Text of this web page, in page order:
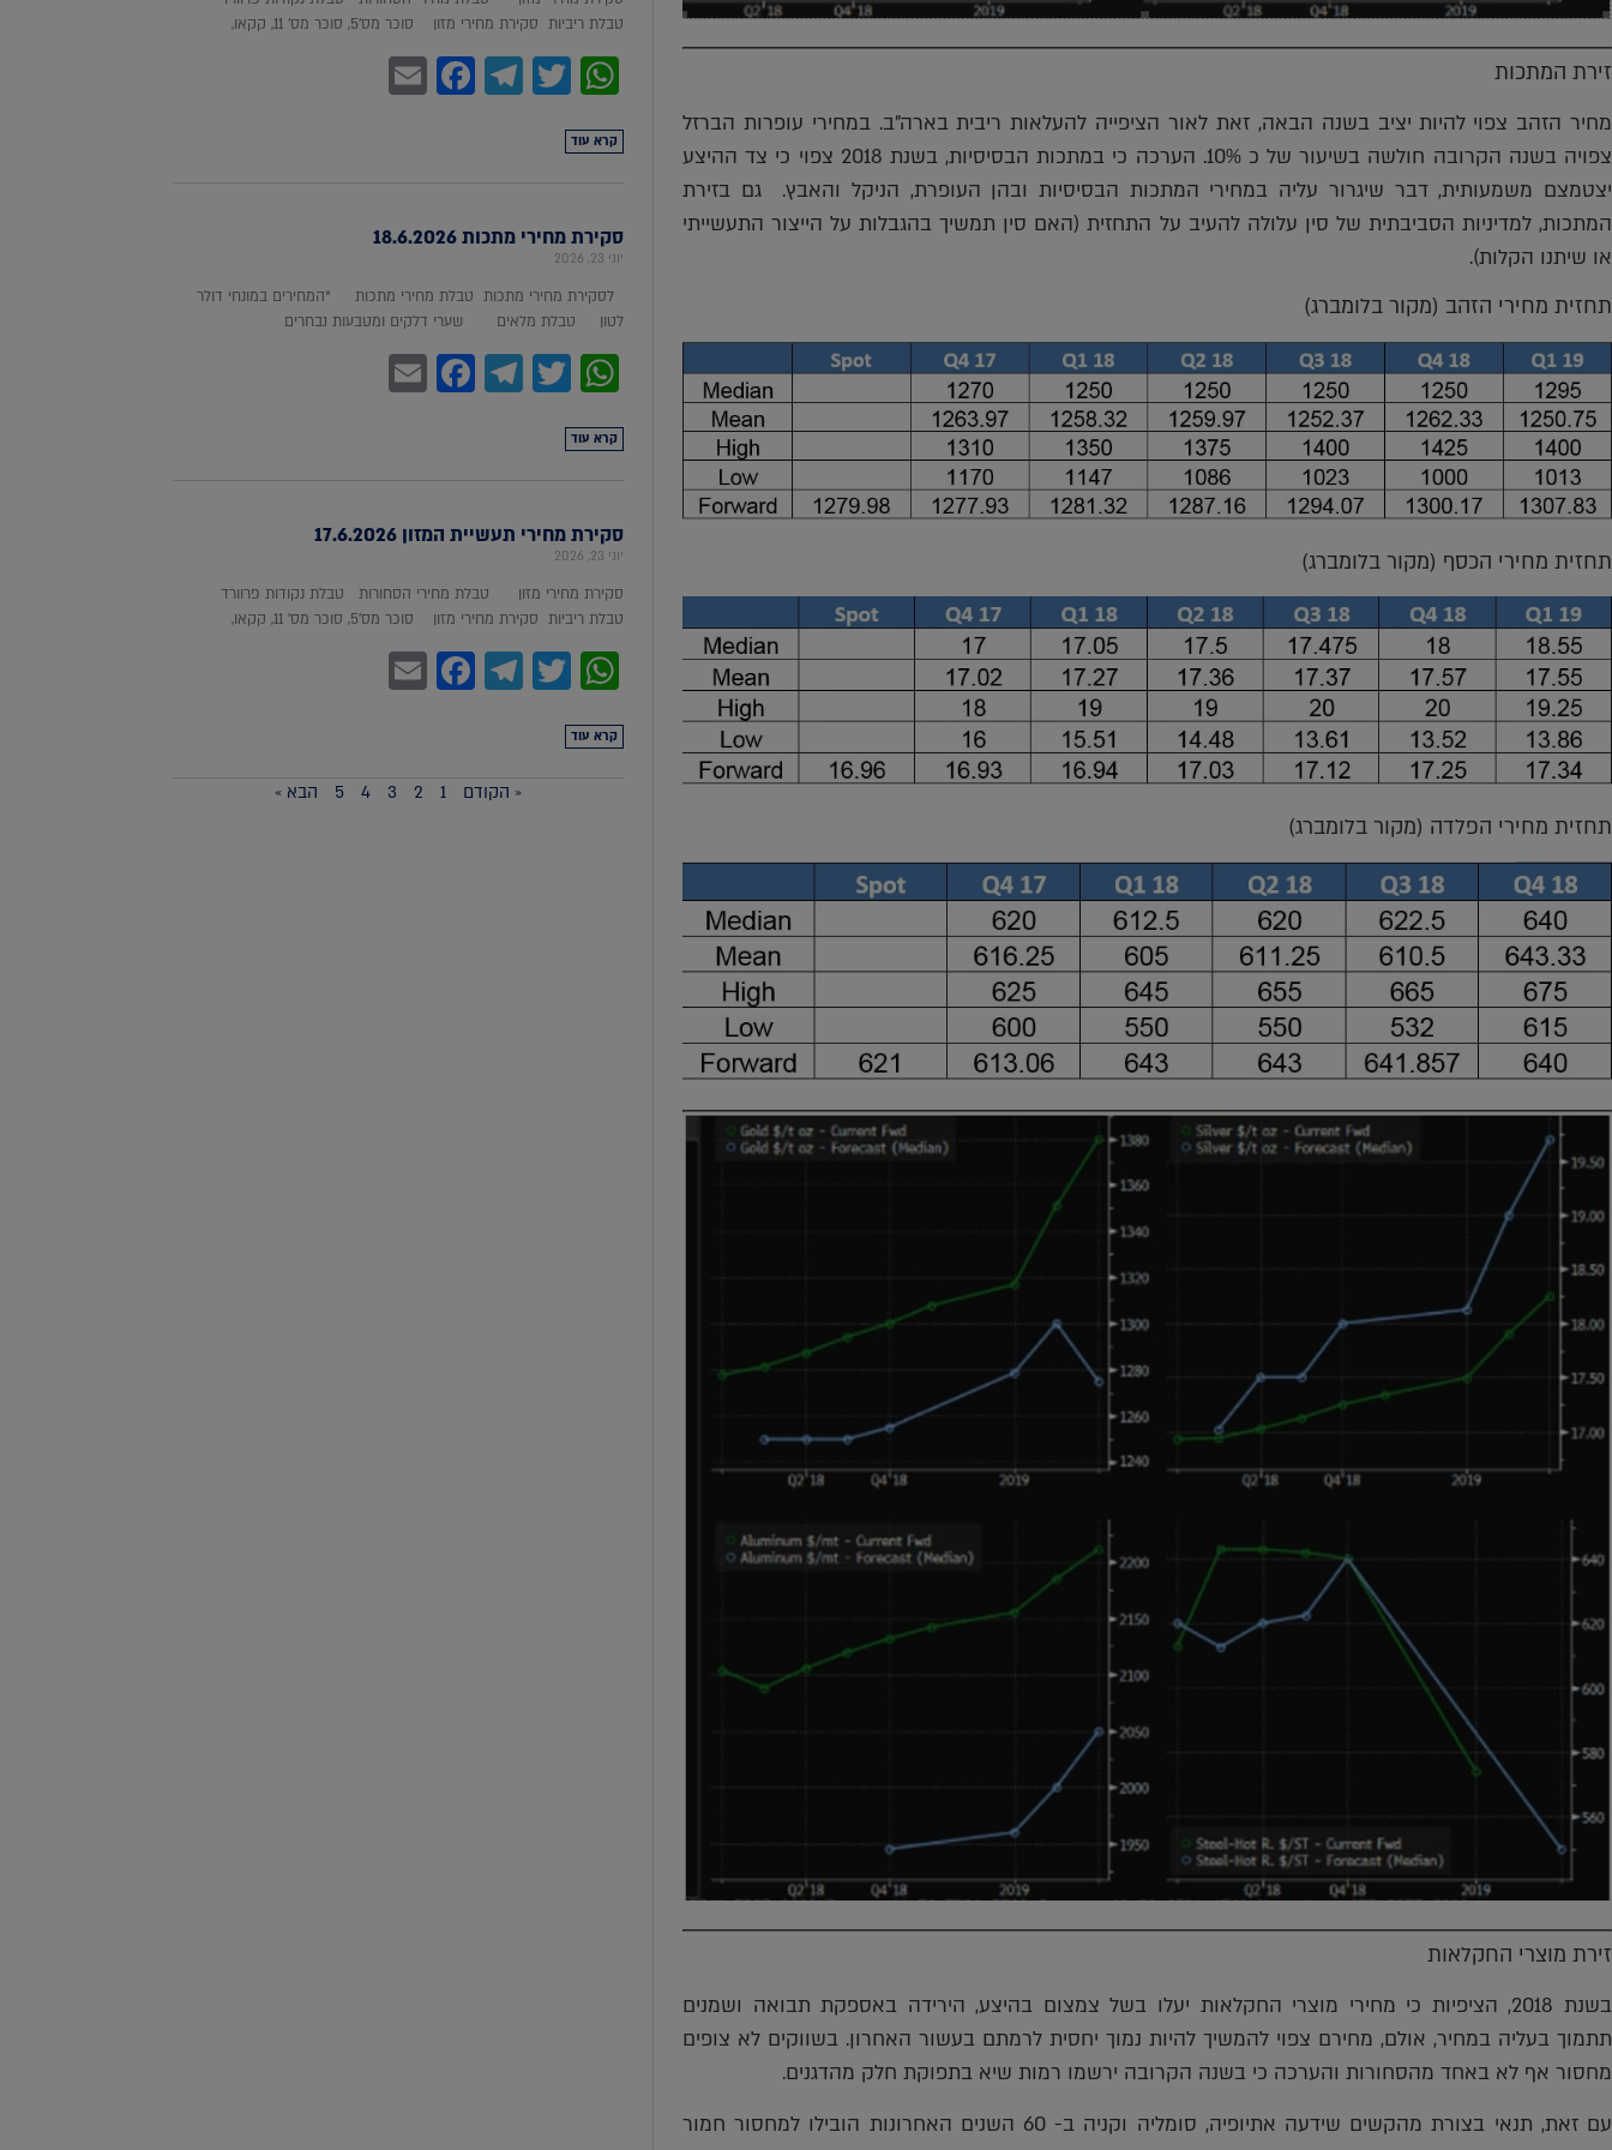
זירת המתכות
מחיר הזהב צפוי להיות יציב בשנה הבאה, זאת לאור הציפייה להעלאות ריבית בארה"ב. במחירי עופרות הברזל
צפויה בשנה הקרובה חולשה בשיעור של כ 10%. הערכה כי במתכות הבסיסיות, בשנת 2018 צפוי כי צד ההיצע
יצטמצם משמעותית, דבר שיגרור עליה במחירי המתכות הבסיסיות ובהן העופרת, הניקל והאבץ. גם בזירת
המתכות, למדיניות הסביבתית של סין עלולה להעיב על התחזית (האם סין תמשיך בהגבלות על הייצור התעשייתי
או שיתנו הקלות).
תחזית מחירי הזהב (מקור בלומברג)
תחזית מחירי הכסף (מקור בלומברג)
תחזית מחירי הפלדה (מקור בלומברג)
זירת מוצרי החקלאות
בשנת 2018, הציפיות כי מחירי מוצרי החקלאות יעלו בשל צמצום בהיצע, הירידה באספקת תבואה ושמנים
תתמוך בעליה במחיר, אולם, מחירם צפוי להמשיך להיות נמוך יחסית לרמתם בעשור האחרון. בשווקים לא צופים
מחסור אף לא באחד מהסחורות והערכה כי בשנה הקרובה ירשמו רמות שיא בתפוקת חלק מהדגנים.
עם זאת, תנאי בצורת מהקשים שידעה אתיופיה, סומליה וקניה ב- 60 השנים האחרונות הובילו למחסור חמור
טבלת ריביות סקירת מחירי מזון סוכר מס'5, סוכר מס' 11, קקאו,
WhatsApp
Twitter
Telegram
Facebook
Email
קרא עוד
סקירת מחירי מתכות 18.6.2026
יוני 23, 2026
לסקירת מחירי מתכות טבלת מחירי מתכות *המחירים במונחי דולר
לטון טבלת מלאים שערי דלקים ומטבעות נבחרים
WhatsApp
Twitter
Telegram
Facebook
Email
קרא עוד
סקירת מחירי תעשיית המזון 17.6.2026
יוני 23, 2026
סקירת מחירי מזון טבלת מחירי הסחורות טבלת נקודות פרוורד
טבלת ריביות סקירת מחירי מזון סוכר מס'5, סוכר מס' 11, קקאו,
WhatsApp
Twitter
Telegram
Facebook
Email
קרא עוד
« הקודם 1
2
3
4
5 הבא »